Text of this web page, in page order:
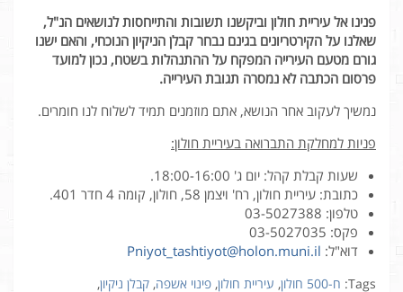
פנינו אל עיריית חולון וביקשנו תשובות והתייחסות לנושאים הנ"ל,
שאלנו על הקירטריונים בגינם נבחר קבלן הניקיון הנוכחי, והאם ישנו
גורם מטעם העירייה המפקח על ההתנהלות בשטח, נכון למועד
פרסום הכתבה לא נמסרה תגובת העירייה.
נמשיך לעקוב אחר הנושא, אתם מוזמנים תמיד לשלוח לנו חומרים.
פניות למחלקת התברואה בעיריית חולון:
שעות קבלת קהל: יום ג' 18:00-16:00.
כתובת: עיריית חולון, רח' ויצמן 58, חולון, קומה 4 חדר 401.
טלפון: 03-5027388
פקס: 03-5027035
דוא"ל: Pniyot_tashtiyot@holon.muni.il
Tags: ח-500 חולון , עיריית חולון, פינוי אשפה, קבלן ניקיון,